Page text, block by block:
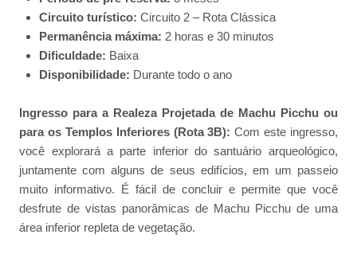
Circuito turístico: Circuito 2 – Rota Clássica
Permanência máxima: 2 horas e 30 minutos
Dificuldade: Baixa
Disponibilidade: Durante todo o ano
Ingresso para a Realeza Projetada de Machu Picchu ou
para os Templos Inferiores (Rota 3B): Com este ingresso,
você explorará a parte inferior do santuário arqueológico,
juntamente com alguns de seus edifícios, em um passeio
muito informativo. É fácil de concluir e permite que você
desfrute de vistas panorâmicas de Machu Picchu de uma
área inferior repleta de vegetação.